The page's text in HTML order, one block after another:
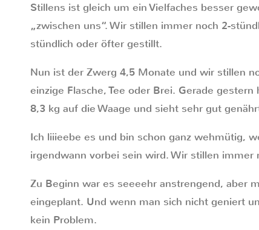
Stillens ist gleich um ein Vielfaches besser
„zwischen uns“. Wir stillen immer noch 2-
stündlich oder öfter gestillt.
Nun ist der Zwerg 4,5 Monate und wir stillen
einzige Flasche, Tee oder Brei. Gerade
8,3 kg auf die Waage und sieht sehr gut
Ich liiieebe es und bin schon ganz wehmütig,
irgendwann vorbei sein wird. Wir stillen immer
Zu Beginn war es seeeehr anstrengend, aber
eingeplant. Und wenn man sich nicht geniert
kein Problem.